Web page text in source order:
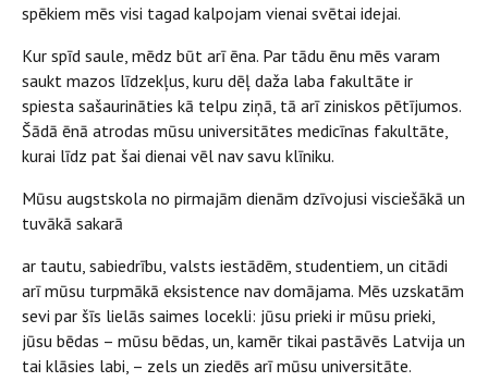
spēkiem mēs visi tagad kalpojam vienai svētai idejai.
Kur spīd saule, mēdz būt arī ēna. Par tādu ēnu mēs varam
saukt mazos līdzekļus, kuru dēļ daža laba fakultāte ir
spiesta sašaurināties kā telpu ziņā, tā arī ziniskos pētījumos.
Šādā ēnā atrodas mūsu universitātes medicīnas fakultāte,
kurai līdz pat šai dienai vēl nav savu klīniku.
Mūsu augstskola no pirmajām dienām dzīvojusi visciešākā un
tuvākā sakarā
ar tautu, sabiedrību, valsts iestādēm, studentiem, un citādi
arī mūsu turpmākā eksistence nav domājama. Mēs uzskatām
sevi par šīs lielās saimes locekli: jūsu prieki ir mūsu prieki,
jūsu bēdas – mūsu bēdas, un, kamēr tikai pastāvēs Latvija un
tai klāsies labi, – zels un ziedēs arī mūsu universitāte.